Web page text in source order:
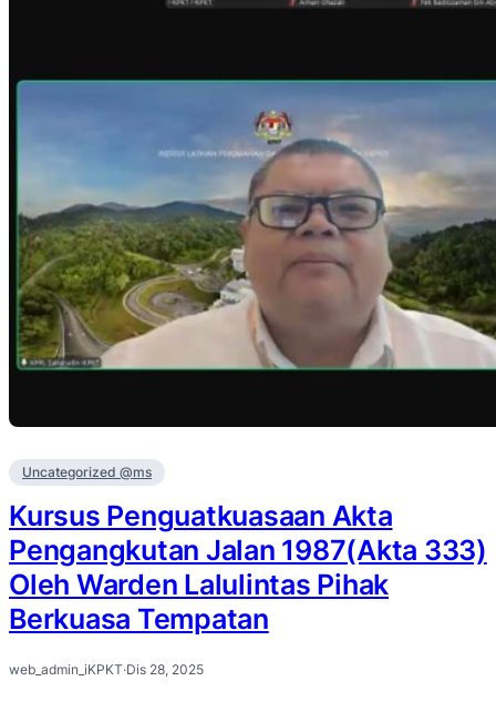
Uncategorized @ms
Kursus Penguatkuasaan Akta
Pengangkutan Jalan 1987(Akta 333)
Oleh Warden Lalulintas Pihak
Berkuasa Tempatan
web_admin_iKPKT·Dis 28, 2025